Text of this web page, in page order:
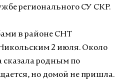
регионального СУ СКР.
в районе СНТ
2 июля. Около
сказала родным по
но домой не пришла.